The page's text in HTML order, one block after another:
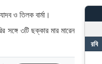
ও তিলক বার্মা।
৩টি ছক্কার মার মারেন
রবি